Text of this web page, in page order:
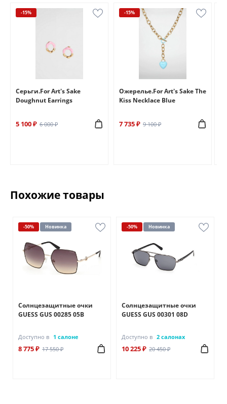
-15%
Серьги.For Art's Sake
Doughnut Earrings
5 100 ₽ 6 000 ₽
-15%
Ожерелье.For Art's Sake The
Kiss Necklace Blue
7 735 ₽ 9 100 ₽
Похожие товары
-50% Новинка
Солнцезащитные очки
GUESS GUS 00285 05B
Доступно в 1 салоне
8 775 ₽ 17 550 ₽
-50% Новинка
Солнцезащитные очки
GUESS GUS 00301 08D
Доступно в 2 салонах
10 225 ₽ 20 450 ₽